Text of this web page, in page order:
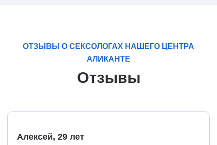
ОТЗЫВЫ О СЕКСОЛОГАХ НАШЕГО ЦЕНТРА
АЛИКАНТЕ
Отзывы
Алексей, 29 лет